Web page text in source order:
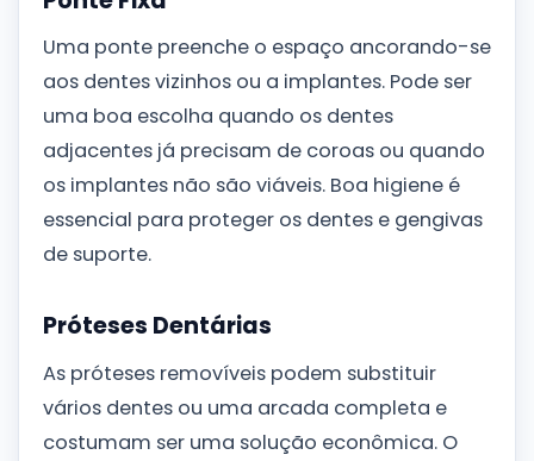
Uma ponte preenche o espaço ancorando-se
aos dentes vizinhos ou a implantes. Pode ser
uma boa escolha quando os dentes
adjacentes já precisam de coroas ou quando
os implantes não são viáveis. Boa higiene é
essencial para proteger os dentes e gengivas
de suporte.
Próteses Dentárias
As próteses removíveis podem substituir
vários dentes ou uma arcada completa e
costumam ser uma solução econômica. O